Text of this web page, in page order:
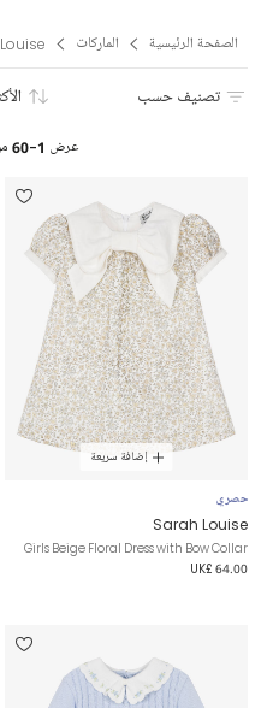
الصفحة الرئيسية الماركات
تصنيف حسب
عرض 1-60
إضافة سريعة
حصري
Sarah Louise
Girls Beige Floral Dress with Bow Collar
UK£ 64.00